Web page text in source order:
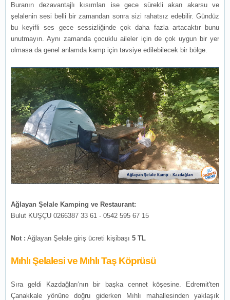
Buranın dezavantajlı kısımları ise gece sürekli akan akarsu ve
şelalenin sesi belli bir zamandan sonra sizi rahatsız edebilir. Gündüz
bu keyifli ses gece sessizliğinde çok daha fazla artacaktır bunu
unutmayın. Aynı zamanda çocuklu aileler için de çok uygun bir yer
olmasa da genel anlamda kamp için tavsiye edilebilecek bir bölge.
Ağlayan Şelale Kamping ve Restaurant:
Bulut KUŞÇU 0266387 33 61 - 0542 595 67 15
Not : Ağlayan Şelale giriş ücreti kişibaşı 5 TL
Mıhlı Şelalesi ve Mıhlı Taş Köprüsü
Sıra geldi Kazdağları'nın bir başka cennet köşesine. Edremit'ten
Çanakkale yönüne doğru giderken Mıhlı mahallesinden yaklaşık